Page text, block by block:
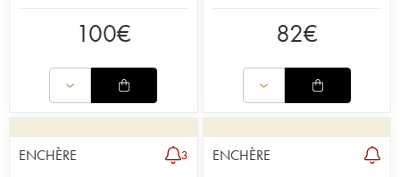
100€ 82€
ENCHÈRE 3 ENCHÈRE